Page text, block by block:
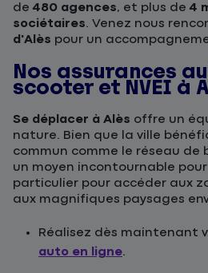
de 480 agences, et plus de 4
sociétaires. Venez nous
d'Alès pour un
Nos assurances
scooter et NVEI à
Se déplacer à Alès offre un
nature. Bien que la ville
commun comme le réseau de
un moyen incontournable
particulier pour accéder aux
aux magnifiques paysages
Réalisez dès maintenant
auto en ligne.